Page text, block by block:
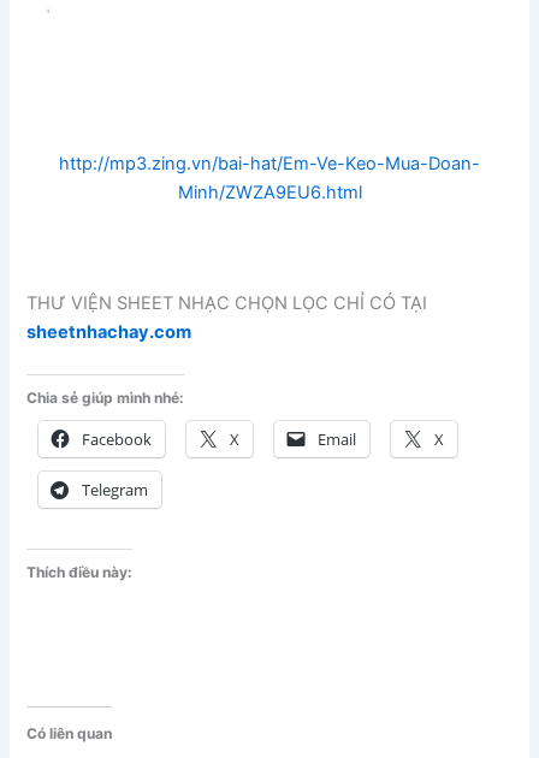
http://mp3.zing.vn/bai-hat/Em-Ve-Keo-Mua-Doan-
Minh/ZWZA9EU6.html
THƯ VIỆN SHEET NHẠC CHỌN LỌC CHỈ CÓ TẠI
sheetnhachay.com
Chia sẻ giúp mình nhé:
Facebook X Email X
Telegram
Thích điều này:
Có liên quan